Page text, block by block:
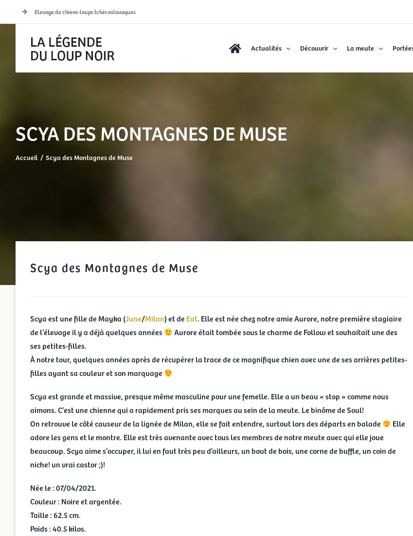
Elevage de chiens-loups tchécoslovaques
Actualités Découvrir La meute
SCYA DES MONTAGNES DE MUSE
Accueil Scya des Montagnes de Muse
Scya des Montagnes de Muse
Scya est une fille de Mayka (June/Milan) et de Eat. Elle est née chez notre amie Aurore, notre première stagiaire
de l’élevage il y a déjà quelques années
Aurore était tombée sous le charme de Follow et souhaitait une des
ses petites-filles.
À notre tour, quelques années après de récupérer la trace de ce magnifique chien avec une de ses arrières petites-
filles ayant sa couleur et son marquage
Scya est grande et massive, presque même masculine pour une femelle. Elle a un beau « stop » comme nous
aimons. C’est une chienne qui a rapidement pris ses marques au sein de la meute. Le binôme de Soul!
On retrouve le côté causeur de la lignée de Milan, elle se fait entendre, surtout lors des départs en balade
Elle
adore les gens et le montre. Elle est très avenante avec tous les membres de notre meute avec qui elle joue
beaucoup. Scya aime s’occuper, il lui en faut très peu d’ailleurs, un bout de bois, une corne de buffle, un coin de
niche! un vrai castor ;)!
Née le : 07/04/2021.
Couleur : Noire et argentée.
Taille : 62.5 cm.
Poids : 40.5 kilos.